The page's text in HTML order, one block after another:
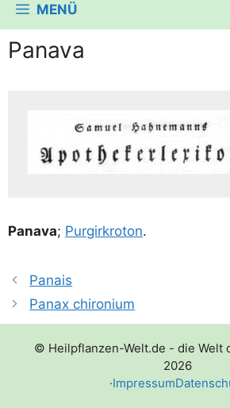
MENÜ
Panava
Pana­va; Pur­gir­kro­ton.
Panais
Panax chironium
© Heilpflanzen-Welt.de - die Welt
2026
·Impressum